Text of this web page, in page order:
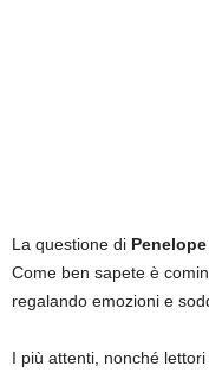
La questione di
Come ben sapete è
regalando emozioni e
I più attenti, nonché